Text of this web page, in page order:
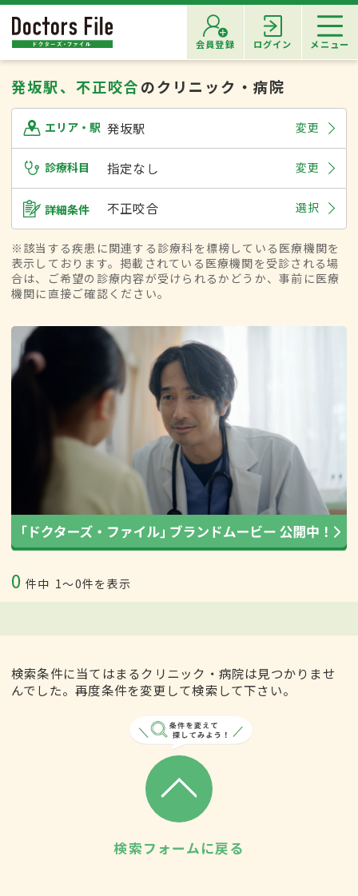
会員登録 ログイン メニュー
発坂駅、不正咬合のクリニック・病院
エリア・駅 発坂駅 変更
診療科目 指定なし 変更
詳細条件 不正咬合 選択
※該当する疾患に関連する診療科を標榜している医療機関を
表示しております。掲載されている医療機関を受診される場
合は、ご希望の診療内容が受けられるかどうか、事前に医療
機関に直接ご確認ください。
0 件中 1〜0件を表示
検索条件に当てはまるクリニック・病院は見つかりませ
んでした。再度条件を変更して検索して下さい。
検索フォームに戻る